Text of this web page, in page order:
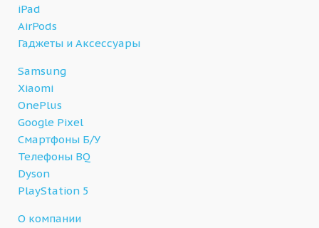
iPad
AirPods
Гаджеты и Аксессуары
Samsung
Xiaomi
OnePlus
Google Pixel
Смартфоны Б/У
Телефоны BQ
Dyson
PlayStation 5
О компании